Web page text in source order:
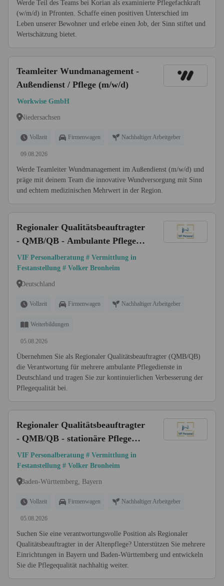
Werde Teil des Teams bei Korian als examinierte Pflegefachkraft
(w/m/d) in Pfronten. Schaffe einen positiven Unterschied im
Leben unserer Bewohner und erlebe einen Job, der Sinn stiftet und
Wertschätzung bietet.
Teamleiter Wundmanagement -
Außendienst / Pflege (m/w/d)
Workwise GmbH
Niedersachsen
Vollzeit Firmenwagen Nachhaltiger Arbeitgeber
09.08.2026
Werde Teamleiter Wundmanagement im Außendienst (m/w/d) und
präge mit deinem Team die innovative Wundversorgung mit Sinn
und echtem medizinischen Mehrwert in der Region.
Regionaler Qualitätsbeauftragter
- QMB/QB - Ambulante Pflege
(m/w/d) - Deutschlandweit |
VIF Personalberatung # Vermittlung in
Festanstellung # Volker Bronheim
Deutschland
Vollzeit Firmenwagen Nachhaltiger Arbeitgeber
Weiterbildungen
05.08.2026
Übernehmen Sie als Regionaler Qualitätsbeauftragter (QMB/QB)
die Verantwortung für mehrere ambulante Pflegedienste in
Deutschland und tragen Sie zur kontinuierlichen Verbesserung der
Pflegequalität bei.
Regionaler Qualitätsbeauftragter
- QMB/QB - stationäre Pflege
(m/w/d) | Bayern & Baden-
Württemberg
VIF Personalberatung # Vermittlung in
Festanstellung # Volker Bronheim
Baden-Württemberg, Bayern
Vollzeit Firmenwagen Nachhaltiger Arbeitgeber
05.08.2026
Suchen Sie eine verantwortungsvolle Position als Regionaler
Qualitätsbeauftragter in der Altenpflege? Unterstützen Sie mehrere
Einrichtungen in Bayern und Baden-Württemberg und entwickeln
Sie die Pflegequalität nachhaltig weiter.